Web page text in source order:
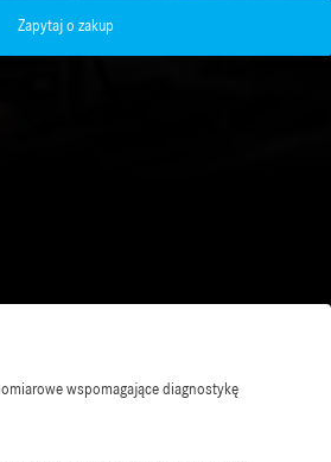
Zapytaj o zakup
wspomagające diagnostykę